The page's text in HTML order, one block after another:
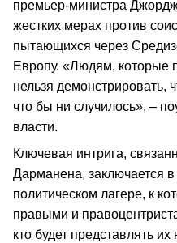
премьер-министра
жестких мерах против
пытающихся через
Европу. «Людям, которые
нельзя демонстрировать,
что бы ни случилось», –
власти.
Ключевая интрига,
Дарманена, заключается
политическом лагере, к
правыми и
кто будет представлять